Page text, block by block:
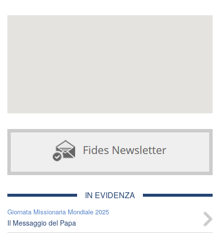
IN EVIDENZA
Giornata Missionaria Mondiale 2025
Il Messaggio del Papa